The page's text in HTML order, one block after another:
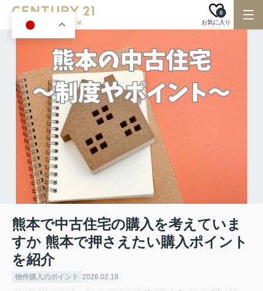
お気に入り
0
熊本で中古住宅の購入を考えていま
すか 熊本で押さえたい購入ポイント
を紹介
物件購入のポイント 2026.02.18